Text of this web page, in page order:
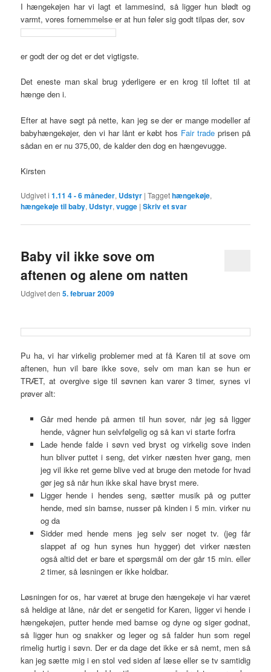
I hængekøjen har vi lagt et lammesind, så ligger hun blødt og
varmt, vores fornemmelse er at hun føler sig godt tilpas der, sov
er godt der og det er det vigtigste.
Det eneste man skal brug yderligere er en krog til loftet til at
hænge den i.
Efter at have søgt på nette, kan jeg se der er mange modeller af
babyhængekøjer, den vi har lånt er købt hos Fair trade prisen på
sådan en er nu 375,00, de kalder den dog en hængevugge.
Kirsten
Udgivet i 1.11 4 - 6 måneder, Udstyr |Taggethængekøje,
hængekøje til baby, Udstyr,vugge |Skriv et svar
Baby vil ikke sove om
aftenen og alene om natten
Udgivet den5. februar 2009
Pu ha, vi har virkelig problemer med at få Karen til at sove om
aftenen, hun vil bare ikke sove, selv om man kan se hun er
TRÆT, at overgive sige til søvnen kan varer 3 timer, synes vi
prøver alt:
Går med hende på armen til hun sover, når jeg så ligger
hende, vågner hun selvfølgelig og så kan vi starte forfra
Lade hende falde i søvn ved bryst og virkelig sove inden
hun bliver puttet i seng, det virker næsten hver gang, men
jeg vil ikke ret gerne blive ved at bruge den metode for hvad
gør jeg så når hun ikke skal have bryst mere.
Ligger hende i hendes seng, sætter musik på og putter
hende, med sin bamse, nusser på kinden i 5 min. virker nu
og da
Sidder med hende mens jeg selv ser noget tv. (jeg får
slappet af og hun synes hun hygger) det virker næsten
også altid det er bare et spørgsmål om der går 15 min. eller
2 timer, så løsningen er ikke holdbar.
Løsningen for os, har været at bruge den hængekøje vi har været
så heldige at låne, når det er sengetid for Karen, ligger vi hende i
hængekøjen, putter hende med bamse og dyne og siger godnat,
så ligger hun og snakker og leger og så falder hun som regel
rimelig hurtig i søvn. Der er da dage det ikke er så nemt, men så
kan jeg sætte mig i en stol ved siden af læse eller se tv samtidig